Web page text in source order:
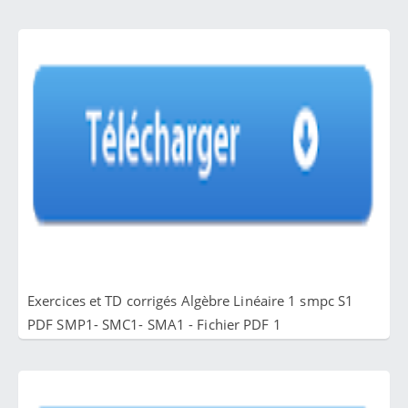
Exercices et TD corrigés Algèbre Linéaire 1 smpc S1
PDF SMP1- SMC1- SMA1 - Fichier PDF 1